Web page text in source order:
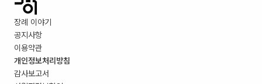
장례 이야기
공지사항
이용약관
개인정보처리방침
감사보고서